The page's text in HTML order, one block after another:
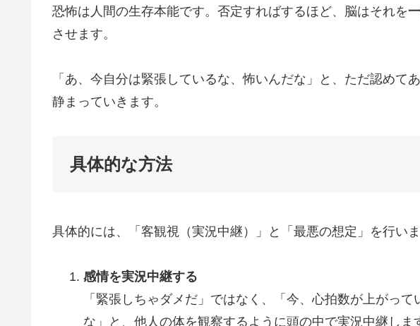
恐怖は人間の生存本能です。否定すればするほど、脳はそれを
させます。
「あ、今自分は緊張しているな、怖いんだな」と、ただ認めて
静まっていきます。
具体的な方法
具体的には、「客観視（実況中継）」と「最悪の想定」を行いま
感情を実況中継する
「緊張しちゃダメだ」ではなく、「今、心拍数が上がっ
な」と、他人の体を観察するように頭の中で実況中継しま